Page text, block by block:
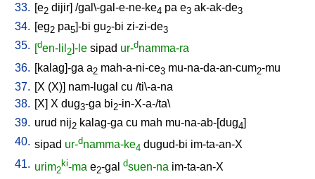
33. [e2 dijir] /gal\-gal-e-ne-ke4 pa e3 ak-ak-de3
34. [eg2 pa5]-bi gu2-bi zi-zi-de3
35. [den-lil 2]-le sipad ur-dnamma-ra
36. [kalag]-ga a2 mah-a-ni-ce3 mu-na-da-an-cum2-mu
37. [X (X)] nam-lugal cu /ti\-a-na
38. [X] X dug3-ga bi2-in-X-a-/ta\
39. urud nij2 kalag-ga cu mah mu-na-ab-[dug4]
40. sipad ur-dnamma-ke4 dugud-bi im-ta-an-X
41. urim2
ki-ma e2-gal dsuen-na im-ta-an-X